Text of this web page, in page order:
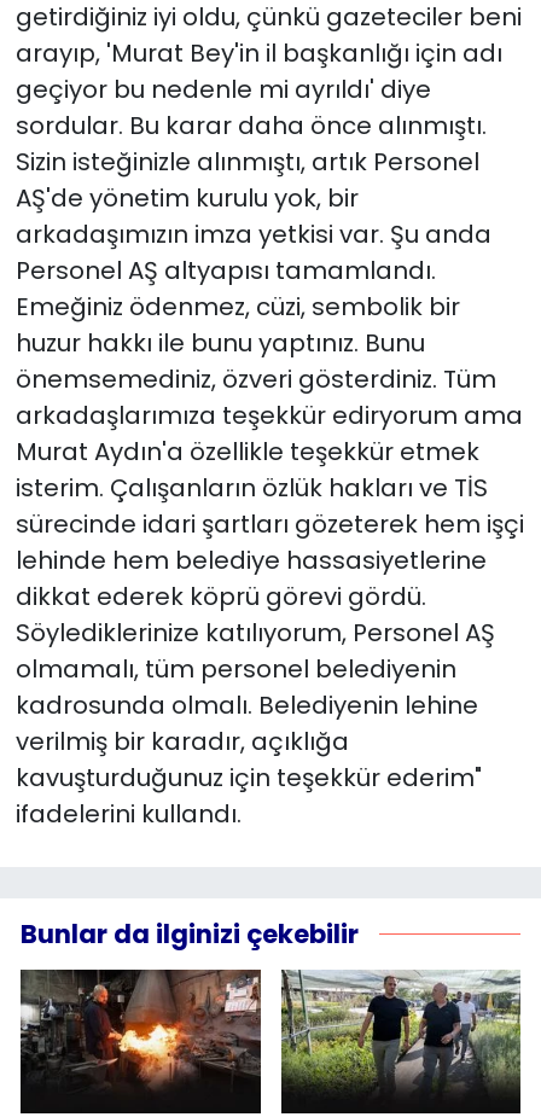
getirdiğiniz iyi oldu, çünkü gazeteciler beni
arayıp, 'Murat Bey'in il başkanlığı için adı
geçiyor bu nedenle mi ayrıldı' diye
sordular. Bu karar daha önce alınmıştı.
Sizin isteğinizle alınmıştı, artık Personel
AŞ'de yönetim kurulu yok, bir
arkadaşımızın imza yetkisi var. Şu anda
Personel AŞ altyapısı tamamlandı.
Emeğiniz ödenmez, cüzi, sembolik bir
huzur hakkı ile bunu yaptınız. Bunu
önemsemediniz, özveri gösterdiniz. Tüm
arkadaşlarımıza teşekkür ediryorum ama
Murat Aydın'a özellikle teşekkür etmek
isterim. Çalışanların özlük hakları ve TİS
sürecinde idari şartları gözeterek hem işçi
lehinde hem belediye hassasiyetlerine
dikkat ederek köprü görevi gördü.
Söylediklerinize katılıyorum, Personel AŞ
olmamalı, tüm personel belediyenin
kadrosunda olmalı. Belediyenin lehine
verilmiş bir karadır, açıklığa
kavuşturduğunuz için teşekkür ederim"
ifadelerini kullandı.
Bunlar da ilginizi çekebilir